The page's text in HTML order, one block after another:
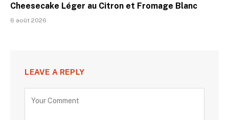
Cheesecake Léger au Citron et Fromage Blanc
6 août 2026
LEAVE A REPLY